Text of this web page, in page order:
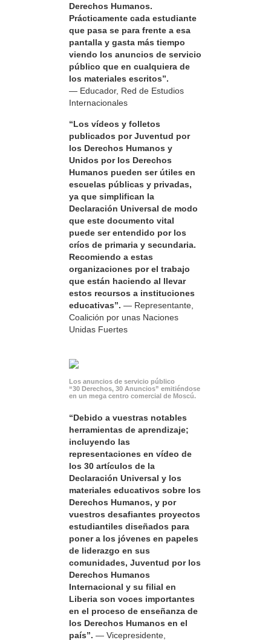
Derechos Humanos.
Prácticamente cada estudiante
que pasa se para frente a esa
pantalla y gasta más tiempo
viendo los anuncios de servicio
público que en cualquiera de
los materiales escritos”.
— Educador, Red de Estudios
Internacionales
“Los vídeos y folletos
publicados por Juventud por
los Derechos Humanos y
Unidos por los Derechos
Humanos pueden ser útiles en
escuelas públicas y privadas,
ya que simplifican la
Declaración Universal de modo
que este documento vital
puede ser entendido por los
críos de primaria y secundaria.
Recomiendo a estas
organizaciones por el trabajo
que están haciendo al llevar
estos recursos a instituciones
educativas”. — Representante,
Coalición por unas Naciones
Unidas Fuertes
Los anuncios de servicio público
“30 Derechos, 30 Anuncios” emitiéndose
en un mega centro comercial de Moscú.
“Debido a vuestras notables
herramientas de aprendizaje;
incluyendo las
representaciones en vídeo de
los 30 artículos de la
Declaración Universal y los
materiales educativos sobre los
Derechos Humanos, y por
vuestros desafiantes proyectos
estudiantiles diseñados para
poner a los jóvenes en papeles
de liderazgo en sus
comunidades, Juventud por los
Derechos Humanos
Internacional y su filial en
Liberia son voces importantes
en el proceso de enseñanza de
los Derechos Humanos en el
país”. — Vicepresidente,